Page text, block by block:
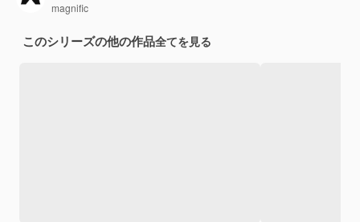
magnific
このシリーズの他の作品全てを見る